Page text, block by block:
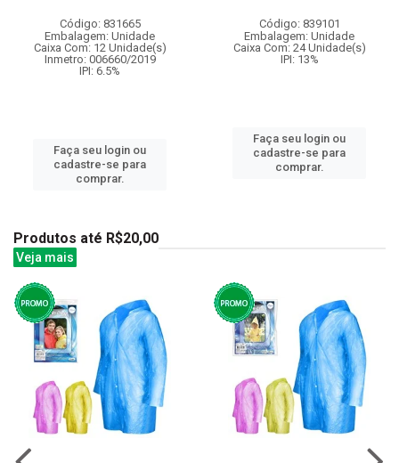
Código: 831665
Embalagem: Unidade
Caixa Com: 12 Unidade(s)
Inmetro: 006660/2019
IPI: 6.5%
Faça seu login ou
cadastre-se para
comprar.
Código: 839101
Embalagem: Unidade
Caixa Com: 24 Unidade(s)
IPI: 13%
Faça seu login ou
cadastre-se para
comprar.
Produtos até R$20,00
Veja mais